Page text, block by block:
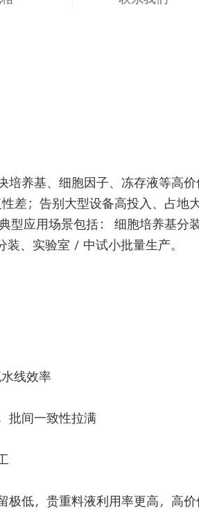
培养基、细胞因子、冻存液等高
差；告别大型设备高投入、占地大
应用场景包括： 细胞培养基分装
、实验室 / 中试小批量生产。
线效率
批间一致性拉满
极低，贵重料液利用率更高，高